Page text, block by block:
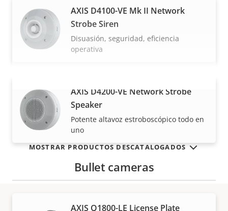
VISUALIZAR MÁS
AXIS D4100-VE Mk II Network
Strobe Siren
Disuasión, seguridad, eficiencia
operativa
AXIS D4200-VE Network Strobe
Speaker
Potente altavoz estroboscópico todo en
uno
Bullet cameras
AXIS Q1800-LE License Plate
MOSTRAR PRODUCTOS DESCATALOGADOS